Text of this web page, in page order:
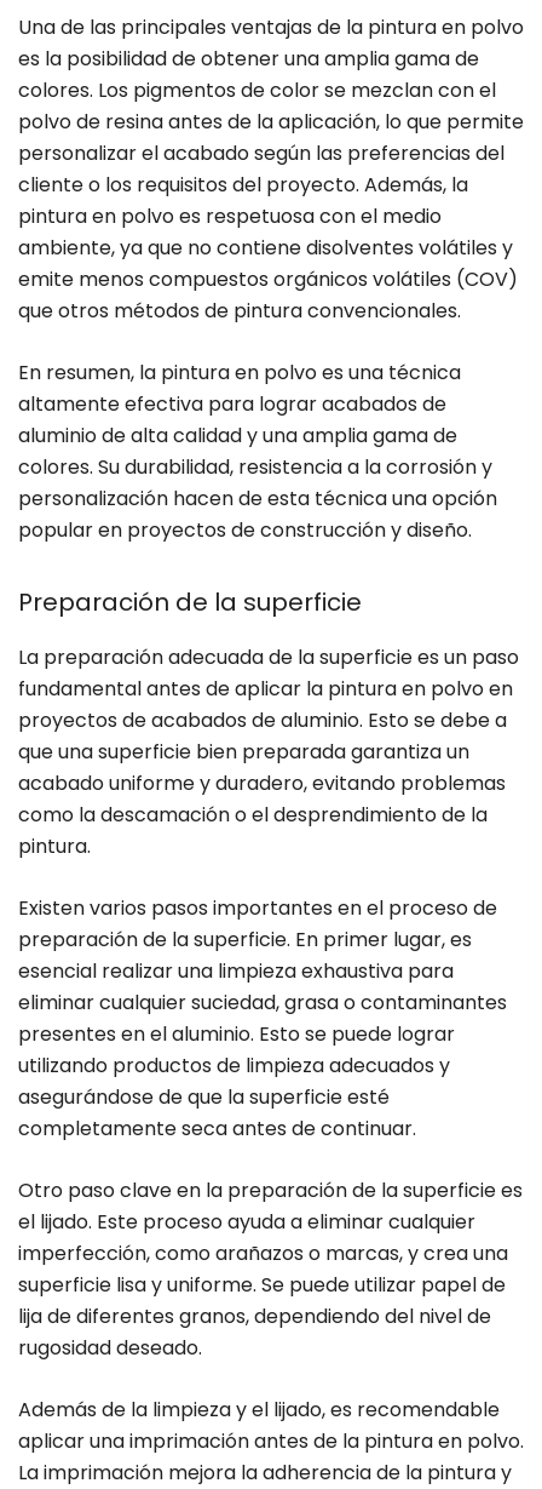
Una de las principales ventajas de la pintura en polvo
es la posibilidad de obtener una amplia gama de
colores. Los pigmentos de color se mezclan con el
polvo de resina antes de la aplicación, lo que permite
personalizar el acabado según las preferencias del
cliente o los requisitos del proyecto. Además, la
pintura en polvo es respetuosa con el medio
ambiente, ya que no contiene disolventes volátiles y
emite menos compuestos orgánicos volátiles (COV)
que otros métodos de pintura convencionales.
En resumen, la pintura en polvo es una técnica
altamente efectiva para lograr acabados de
aluminio de alta calidad y una amplia gama de
colores. Su durabilidad, resistencia a la corrosión y
personalización hacen de esta técnica una opción
popular en proyectos de construcción y diseño.
Preparación de la superficie
La preparación adecuada de la superficie es un paso
fundamental antes de aplicar la pintura en polvo en
proyectos de acabados de aluminio. Esto se debe a
que una superficie bien preparada garantiza un
acabado uniforme y duradero, evitando problemas
como la descamación o el desprendimiento de la
pintura.
Existen varios pasos importantes en el proceso de
preparación de la superficie. En primer lugar, es
esencial realizar una limpieza exhaustiva para
eliminar cualquier suciedad, grasa o contaminantes
presentes en el aluminio. Esto se puede lograr
utilizando productos de limpieza adecuados y
asegurándose de que la superficie esté
completamente seca antes de continuar.
Otro paso clave en la preparación de la superficie es
el lijado. Este proceso ayuda a eliminar cualquier
imperfección, como arañazos o marcas, y crea una
superficie lisa y uniforme. Se puede utilizar papel de
lija de diferentes granos, dependiendo del nivel de
rugosidad deseado.
Además de la limpieza y el lijado, es recomendable
aplicar una imprimación antes de la pintura en polvo.
La imprimación mejora la adherencia de la pintura y